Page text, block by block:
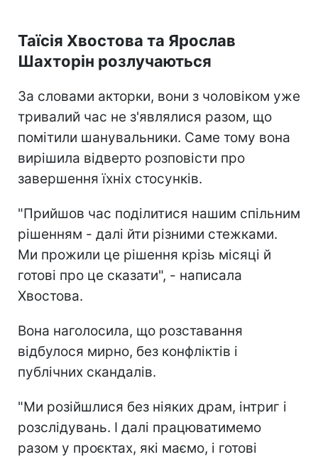
Таїсія Хвостова та Ярослав
Шахторін розлучаються
За словами акторки, вони з чоловіком уже
тривалий час не з'являлися разом, що
помітили шанувальники. Саме тому вона
вирішила відверто розповісти про
завершення їхніх стосунків.
"Прийшов час поділитися нашим спільним
рішенням - далі йти різними стежками.
Ми прожили це рішення крізь місяці й
готові про це сказати", - написала
Хвостова.
Вона наголосила, що розставання
відбулося мирно, без конфліктів і
публічних скандалів.
"Ми розійшлися без ніяких драм, інтриг і
розслідувань. І далі працюватимемо
разом у проєктах, які маємо, і готові